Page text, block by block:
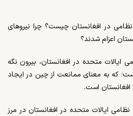
در افغانستان چیست؟ چرا نیروهای
اعزام شدند؟
متحده در افغانستان، بیرون نگه
که به معنای ممانعت از چین در ایجاد
افغانستان است.
ایالات متحده در افغانستان در مرز